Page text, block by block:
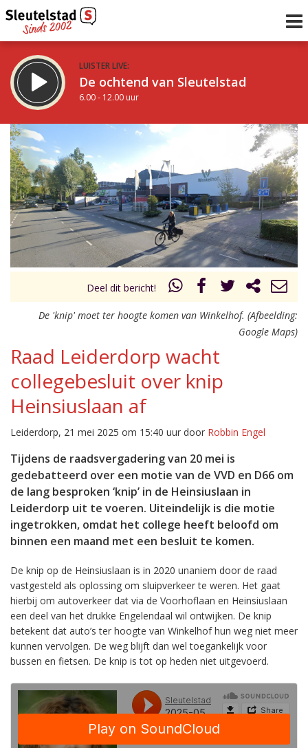
LUISTER LIVE:
De ochtend van Sleutelstad
6.00 - 12.00 uur
STRAKS:
De middag van Sleutelstad
12.00 - 18.00 uur
Vorig uur
uur 1 van 0 Volgend uur
Inklappen
Deel dit bericht!
De 'knip' moet ter hoogte komen van Winkelhof. (Afbeelding:
Google Maps)
Raad Leiderdorp wacht
collegebesluit over knip
Heinsiuslaan af
Leiderdorp, 21 mei 2025 om 15:40 uur door Robbin Engel
Tijdens de raadsvergadering van 20 mei is
gedebatteerd over een motie van de VVD en D66 om
de lang besproken ‘knip’ in de Heinsiuslaan in
Leiderdorp uit te voeren. Uiteindelijk is die motie
ingetrokken, omdat het college heeft beloofd om
binnen een maand met een besluit te komen.
De knip op de Heinsiuslaan is in 2020 unaniem door de raad
vastgesteld als oplossing om sluipverkeer te weren. Het gaat
hierbij om autoverkeer dat via de Voorhoflaan en Heinsiuslaan
een deel van het drukke Engelendaal wil ontwijken. De knip
betekent dat auto’s ter hoogte van Winkelhof hun weg niet meer
kunnen vervolgen. De weg blijft dan wel toegankelijk voor
bussen en fietsen. De knip is tot op heden niet uitgevoerd.